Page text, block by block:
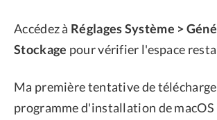
Accédez à Réglages Système >
Stockage pour vérifier l'espace
Ma première tentative de
programme d'installation de macOS